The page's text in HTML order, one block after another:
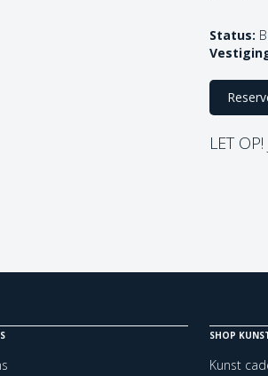
Status:
LET
SHOP
Kunst